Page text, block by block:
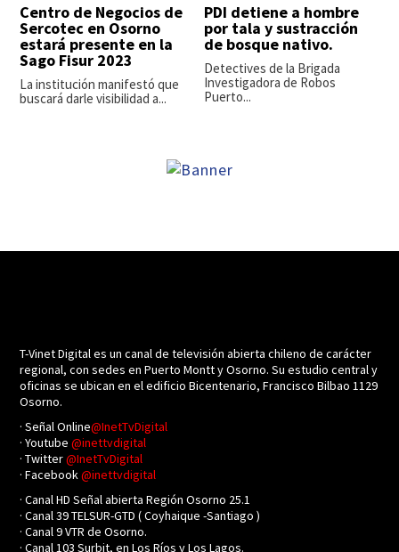
Centro de Negocios de
Sercotec en Osorno
estará presente en la
Sago Fisur 2023
La institución manifestó que
buscará darle visibilidad a...
PDI detiene a hombre
por tala y sustracción
de bosque nativo.
Detectives de la Brigada
Investigadora de Robos
Puerto...
T-Vinet Digital es un canal de televisión abierta chileno de carácter
regional, con sedes en Puerto Montt y Osorno. Su estudio central y
oficinas se ubican en el edificio Bicentenario, Francisco Bilbao 1129
Osorno.
· Señal Online@InetTvDigital
· Youtube@inettvdigital
· Twitter@InetTvDigital
· Facebook@inettvdigital
· Canal HD Señal abierta Región Osorno 25.1
· Canal 39 TELSUR-GTD ( Coyhaique -Santiago )
· Canal 9 VTR de Osorno.
· Canal 103 Surbit, en Los Ríos y Los Lagos.